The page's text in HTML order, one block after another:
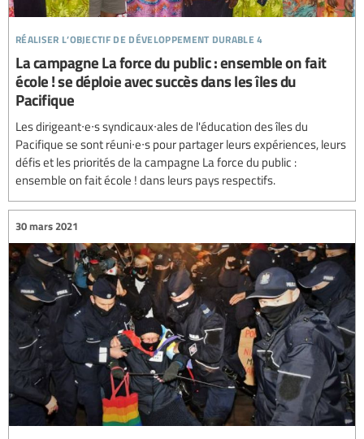
réaliser l’objectif de développement durable 4
La campagne La force du public : ensemble on fait
école ! se déploie avec succès dans les îles du
Pacifique
Les dirigeant∙e∙s syndicaux∙ales de l'éducation des îles du
Pacifique se sont réuni∙e∙s pour partager leurs expériences, leurs
défis et les priorités de la campagne La force du public :
ensemble on fait école ! dans leurs pays respectifs.
30 mars 2021